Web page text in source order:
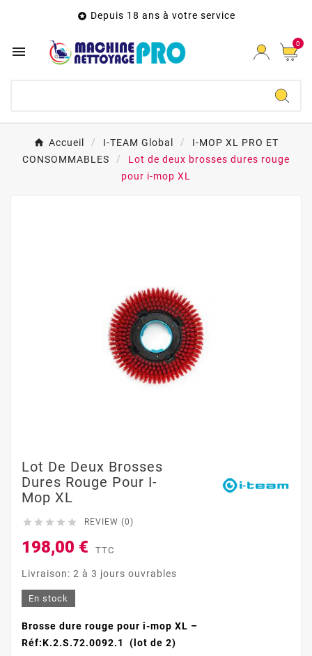
 Depuis 18 ans à votre service
 0
Accueil I-TEAM Global
I-MOP XL PRO ET
CONSOMMABLES
Lot de deux brosses dures rouge
pour i-mop XL
Lot De Deux Brosses
Dures Rouge Pour I-
Mop XL
     REVIEW (0)
198,00 € TTC
Livraison: 2 à 3 jours ouvrables
En stock
Brosse dure rouge pour i-mop XL –
Réf:K.2.S.72.0092.1 (lot de 2)